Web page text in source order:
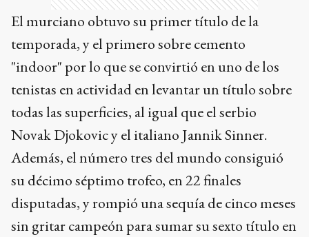
El murciano obtuvo su primer título de la
temporada, y el primero sobre cemento
"indoor" por lo que se convirtió en uno de los
tenistas en actividad en levantar un título sobre
todas las superficies, al igual que el serbio
Novak Djokovic y el italiano Jannik Sinner.
Además, el número tres del mundo consiguió
su décimo séptimo trofeo, en 22 finales
disputadas, y rompió una sequía de cinco meses
sin gritar campeón para sumar su sexto título en